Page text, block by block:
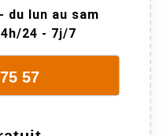
du lun au sam
24 - 7j/7
57